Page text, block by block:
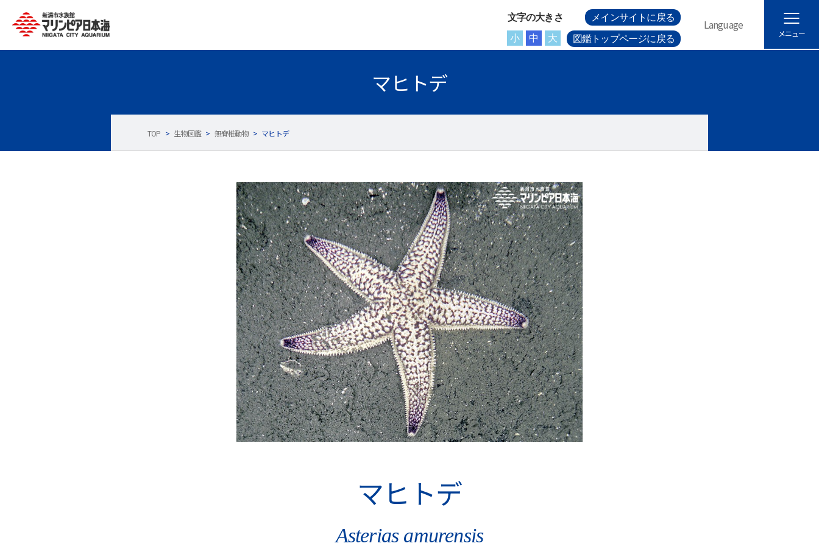
文字の大きさ
小
中 大
メインサイトに戻る
図鑑トップページに戻る
Language
メニュー
マヒトデ
TOP > 生物図鑑 > 無脊椎動物 > マヒトデ
マヒトデ
Asterias amurensis